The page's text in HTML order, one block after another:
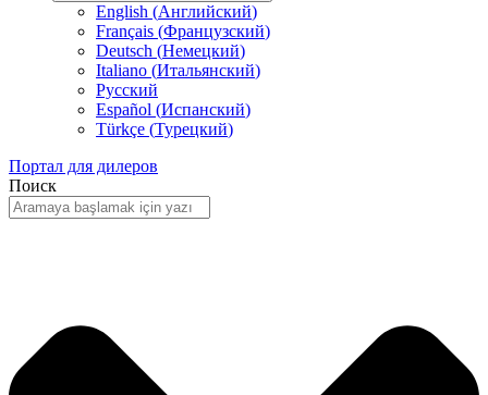
English (Английский)
Français (Французский)
Deutsch (Немецкий)
Italiano (Итальянский)
Русский
Español (Испанский)
Türkçe (Турецкий)
Портал для дилеров
Поиск